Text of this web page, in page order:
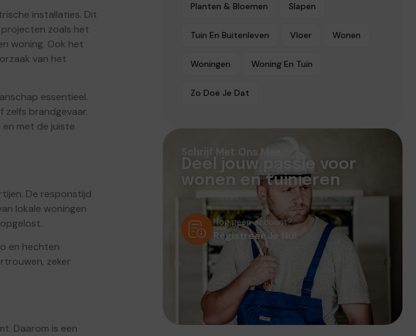
installaties. Dit
zoals het
woning. Ook het
van het
essentieel.
brandgevaar.
met de juiste
De responstijd
lokale woningen
en hechten
zeker
Daarom is een
Planten & Bloemen Slapen
Tuin En Buitenleven Vloer Wonen
Woningen Woning En Tuin
Zo Doe Je Dat
Schrijf Met Ons Mee
Deel jouw passie voor
wonen en tuinieren
Nog geen account?
Registreer Je Nu!